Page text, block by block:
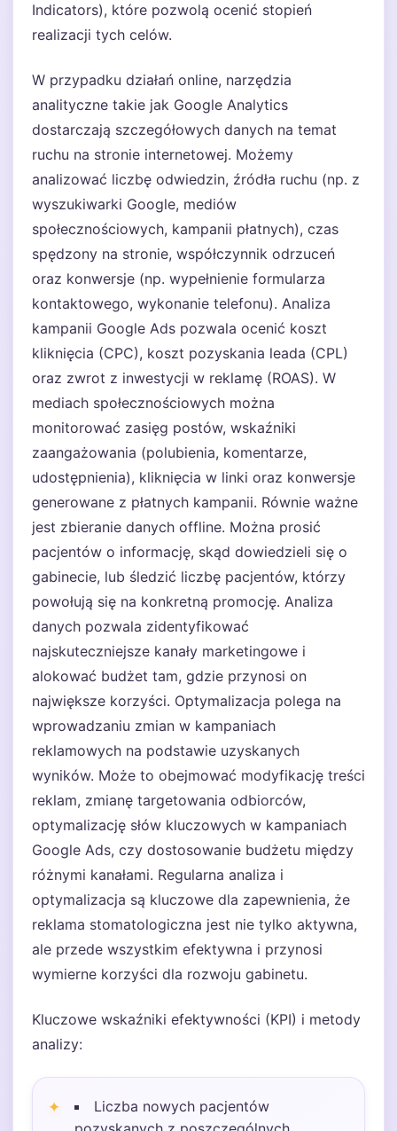
Indicators), które pozwolą ocenić stopień
realizacji tych celów.
W przypadku działań online, narzędzia
analityczne takie jak Google Analytics
dostarczają szczegółowych danych na temat
ruchu na stronie internetowej. Możemy
analizować liczbę odwiedzin, źródła ruchu (np. z
wyszukiwarki Google, mediów
społecznościowych, kampanii płatnych), czas
spędzony na stronie, współczynnik odrzuceń
oraz konwersje (np. wypełnienie formularza
kontaktowego, wykonanie telefonu). Analiza
kampanii Google Ads pozwala ocenić koszt
kliknięcia (CPC), koszt pozyskania leada (CPL)
oraz zwrot z inwestycji w reklamę (ROAS). W
mediach społecznościowych można
monitorować zasięg postów, wskaźniki
zaangażowania (polubienia, komentarze,
udostępnienia), kliknięcia w linki oraz konwersje
generowane z płatnych kampanii. Równie ważne
jest zbieranie danych offline. Można prosić
pacjentów o informację, skąd dowiedzieli się o
gabinecie, lub śledzić liczbę pacjentów, którzy
powołują się na konkretną promocję. Analiza
danych pozwala zidentyfikować
najskuteczniejsze kanały marketingowe i
alokować budżet tam, gdzie przynosi on
największe korzyści. Optymalizacja polega na
wprowadzaniu zmian w kampaniach
reklamowych na podstawie uzyskanych
wyników. Może to obejmować modyfikację treści
reklam, zmianę targetowania odbiorców,
optymalizację słów kluczowych w kampaniach
Google Ads, czy dostosowanie budżetu między
różnymi kanałami. Regularna analiza i
optymalizacja są kluczowe dla zapewnienia, że
reklama stomatologiczna jest nie tylko aktywna,
ale przede wszystkim efektywna i przynosi
wymierne korzyści dla rozwoju gabinetu.
Kluczowe wskaźniki efektywności (KPI) i metody
analizy:
Liczba nowych pacjentów